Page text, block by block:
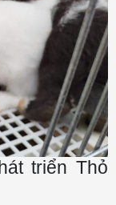
triển Thỏ